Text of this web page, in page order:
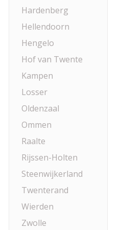
Hardenberg
Hellendoorn
Hengelo
Hof van Twente
Kampen
Losser
Oldenzaal
Ommen
Raalte
Rijssen-Holten
Steenwijkerland
Twenterand
Wierden
Zwolle